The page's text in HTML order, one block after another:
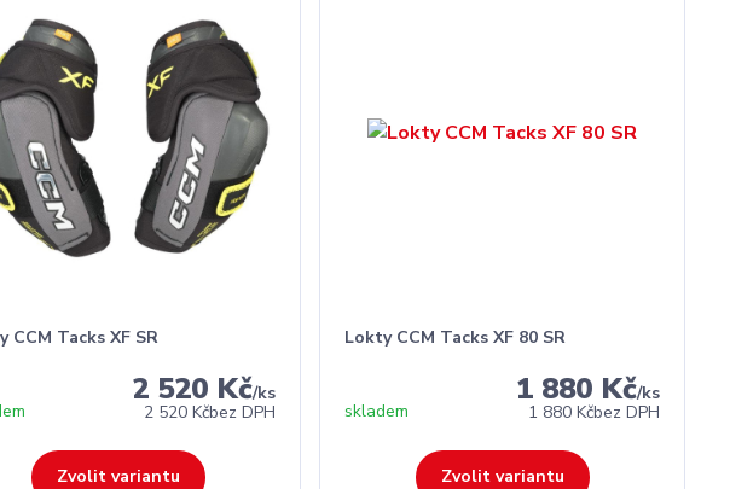
CCM Tacks XF SR
2 520 Kč/ks
2 520 Kčbez DPH
Zvolit variantu
Lokty CCM Tacks XF 80 SR
1 880 Kč/ks
1 880 Kčbez DPH
skladem
Zvolit variantu